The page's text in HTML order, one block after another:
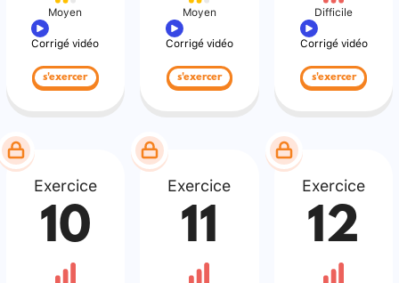
Moyen
Corrigé vidéo
s'exercer
Moyen
Corrigé vidéo
s'exercer
Difficile
Corrigé vidéo
s'exercer
Exercice
10
Exercice
11
Exercice
12